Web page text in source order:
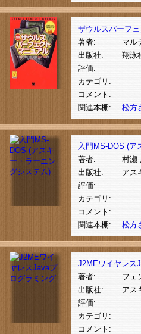
ザウルスパーフ
著者:
マル
出版社:
翔泳
評価:
カテゴリ:
コメント:
関連本棚:
松方
入門MS‐DOS (
著者:
村瀬
出版社:
アス
評価:
カテゴリ:
コメント:
関連本棚:
松方
J2MEワイヤレス
著者:
フェ
出版社:
アス
評価:
カテゴリ:
コメント: